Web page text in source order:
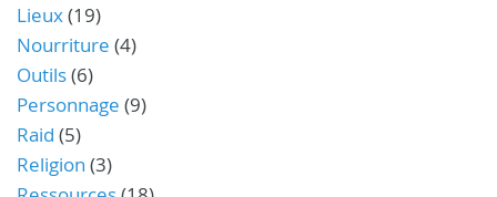
Lieux(19)
Nourriture (4)
Outils(6)
Personnage (9)
Raid (5)
Religion (3)